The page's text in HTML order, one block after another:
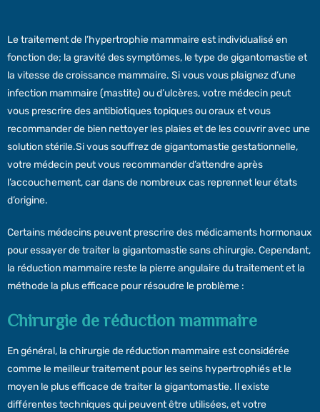
Le traitement de l’hypertrophie mammaire est individualisé en
fonction de; la gravité des symptômes, le type de gigantomastie et
la vitesse de croissance mammaire. Si vous vous plaignez d’une
infection mammaire (mastite) ou d’ulcères, votre médecin peut
vous prescrire des antibiotiques topiques ou oraux et vous
recommander de bien nettoyer les plaies et de les couvrir avec une
solution stérile.Si vous souffrez de gigantomastie gestationnelle,
votre médecin peut vous recommander d’attendre après
l’accouchement, car dans de nombreux cas reprennet leur états
d’origine.
Certains médecins peuvent prescrire des médicaments hormonaux
pour essayer de traiter la gigantomastie sans chirurgie. Cependant,
la réduction mammaire reste la pierre angulaire du traitement et la
méthode la plus efficace pour résoudre le problème :
Chirurgie de réduction mammaire
En général, la chirurgie de réduction mammaire est considérée
comme le meilleur traitement pour les seins hypertrophiés et le
moyen le plus efficace de traiter la gigantomastie. Il existe
différentes techniques qui peuvent être utilisées, et votre